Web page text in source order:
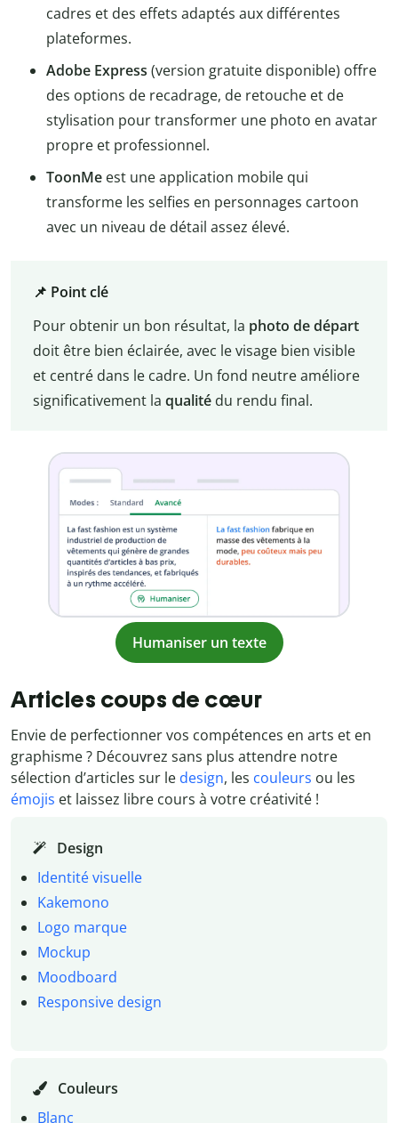
cadres et des effets adaptés aux différentes
plateformes.
Adobe Express (version gratuite disponible) offre
des options de recadrage, de retouche et de
stylisation pour transformer une photo en avatar
propre et professionnel.
ToonMe est une application mobile qui
transforme les selfies en personnages cartoon
avec un niveau de détail assez élevé.
📌 Point clé
Pour obtenir un bon résultat, la photo de départ
doit être bien éclairée, avec le visage bien visible
et centré dans le cadre. Un fond neutre améliore
significativement la qualité du rendu final.
Humaniser un texte
Articles coups de cœur
Envie de perfectionner vos compétences en arts et en
graphisme ? Découvrez sans plus attendre notre
sélection d’articles sur le design, les couleurs ou les
émojis et laissez libre cours à votre créativité !
Design
Identité visuelle
Kakemono
Logo marque
Mockup
Moodboard
Responsive design
Couleurs
Blanc